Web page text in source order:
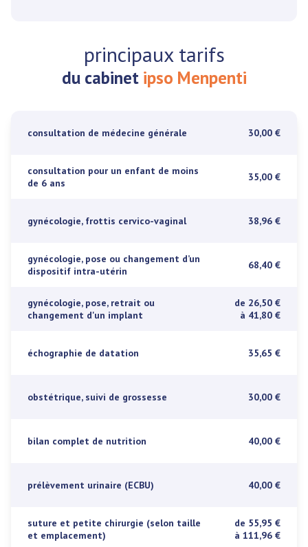
principaux tarifs
du cabinet ipso Menpenti
consultation de médecine générale 30,00 €
consultation pour un enfant de moins
de 6 ans
35,00 €
gynécologie, frottis cervico-vaginal 38,96 €
gynécologie, pose ou changement d’un
dispositif intra-utérin
68,40 €
gynécologie, pose, retrait ou
changement d'un implant
de 26,50 €
à 41,80 €
échographie de datation 35,65 €
obstétrique, suivi de grossesse 30,00 €
bilan complet de nutrition 40,00 €
prélèvement urinaire (ECBU) 40,00 €
suture et petite chirurgie (selon taille
et emplacement)
de 55,95 €
à 111,96 €